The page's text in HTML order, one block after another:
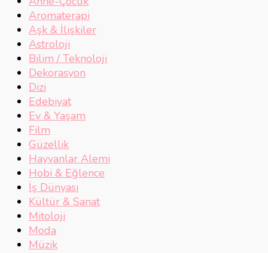
Aromaterapi
Aşk & İlişkiler
Astroloji
Bilim / Teknoloji
Dekorasyon
Dizi
Edebiyat
Ev & Yaşam
Film
Güzellik
Hayvanlar Alemi
Hobi & Eğlence
İş Dünyası
Kültür & Sanat
Mitoloji
Moda
Müzik